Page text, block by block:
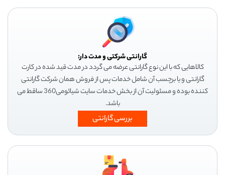
گارانتی شرکتی و مدت دار:
کالاهایی که با این نوع گارانتی عرضه می گردد در مدت قید شده در کارت
گارانتی و یا برچسب آن شامل خدمات پس از فروش همان شرکت گارانتی
کننده بوده و مسئولیت آن از بخش خدمات سایت شیائومی360 ساقط می
باشد.
بررسی گارانتی